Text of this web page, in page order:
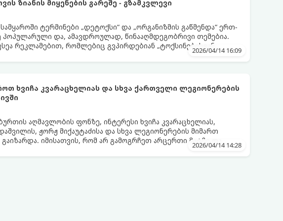
ზიანის მიყენების გარეშე - გზამკვლევი
ტერმინები „დეტოქსი“ და „ორგანიზმის გაწმენდა“ ერთ-
პოპულარული და, ამავდროულად, წინააღმდეგობრივი თემებია.
რეკლამებით, რომლებიც გვპირდებიან „ტოქსინებისგან
სხვადასხვა ჩაის, წვენების ან მკაცრი დიეტების მეშვეობით.
გზას დაადგებით, მნიშვნელოვანია გავიგოთ, რა იმალება ამ
2026/04/14 16:09
ხვიჩა კვარაცხელიას და სხვა ქართველი ლეგიონერების
აღმავლობის ფონზე, ინტერესი ხვიჩა კვარაცხელიას,
ჟორჟ მიქაუტაძისა და სხვა ლეგიონერების მიმართ
იმისათვის, რომ არ გამოგრჩეთ არცერთი მატჩი და
სანდო წყაროებით, მიჰყევით ამ ინსტრუქციას.2026/04/14 14:28